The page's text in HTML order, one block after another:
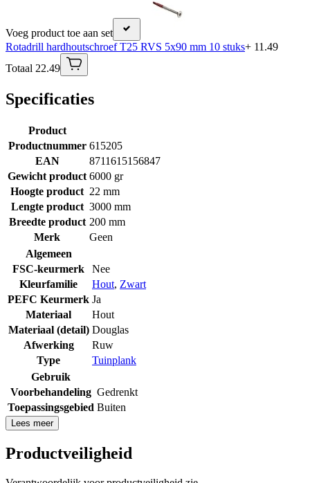
Voeg product toe aan set
Rotadrill hardhoutschroef T25 RVS 5x90 mm 10 stuks+ 11.49
Totaal 22.49
Specificaties
Product
Productnummer 615205
EAN
8711615156847
Gewicht product 6000 gr
Hoogte product 22 mm
Lengte product 3000 mm
Breedte product 200 mm
Merk
Geen
Algemeen
FSC-keurmerk
Nee
Kleurfamilie
Hout, Zwart
PEFC Keurmerk Ja
Materiaal
Hout
Materiaal (detail) Douglas
Afwerking
Ruw
Type
Tuinplank
Gebruik
Voorbehandeling Gedrenkt
Toepassingsgebied Buiten
Lees meer
Productveiligheid